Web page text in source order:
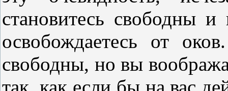
становитесь свободны
освобождаетесь от
свободны, но вы